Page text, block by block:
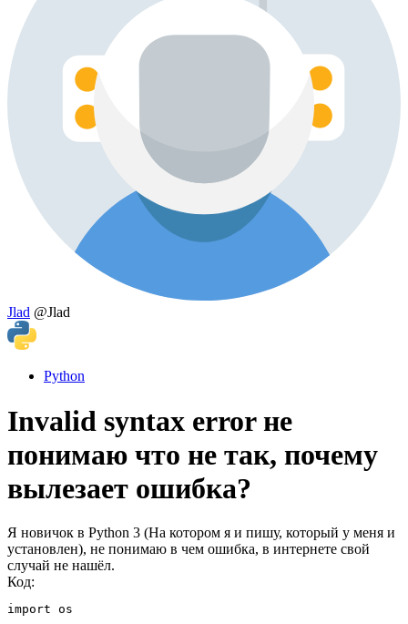
Jlad @Jlad
Python
Invalid syntax error не
понимаю что не так, почему
вылезает ошибка?
Я новичок в Python 3 (На котором я и пишу, который у меня и
установлен), не понимаю в чем ошибка, в интернете свой
случай не нашёл.
Код:
import os